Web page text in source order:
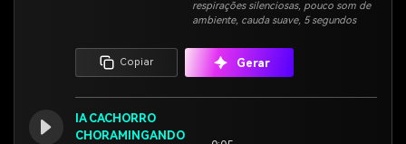
respirações silenciosas, pouco som de
ambiente, cauda suave, 5 segundos
Copiar Gerar
IA CACHORRO
CHORAMINGANDO